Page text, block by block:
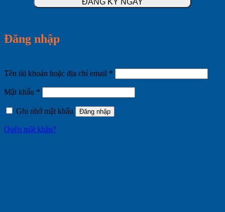
Đăng nhập
Tên tài khoản hoặc địa chỉ email *
buộc
Mật khẩu *
buộc
Ghi nhớ mật khẩu
Đăng nhập
Quên mật khẩu?